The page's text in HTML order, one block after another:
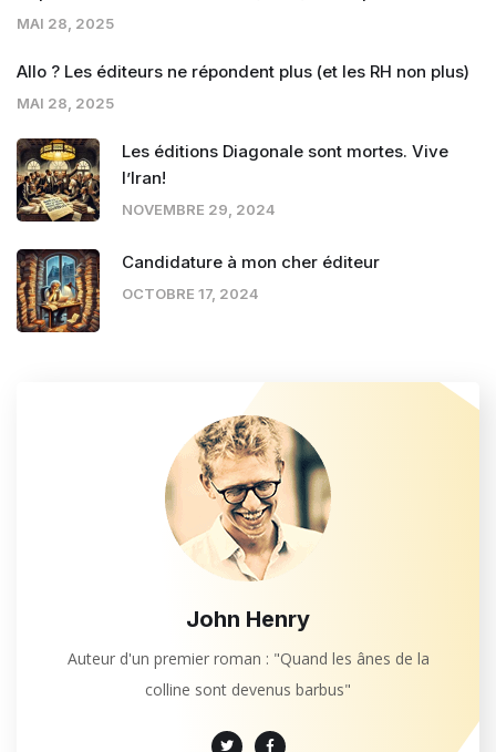
MAI 28, 2025
Allo ? Les éditeurs ne répondent plus (et les RH non plus)
MAI 28, 2025
Les éditions Diagonale sont mortes. Vive
l’Iran!
NOVEMBRE 29, 2024
Candidature à mon cher éditeur
OCTOBRE 17, 2024
John Henry
Auteur d'un premier roman : "Quand les ânes de la
colline sont devenus barbus"